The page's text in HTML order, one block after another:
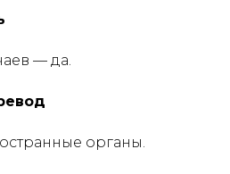
— да.
органы.